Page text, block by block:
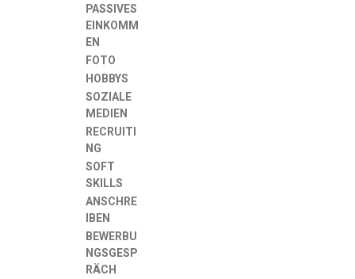
PASSIVES
EINKOMM
EN
FOTO
HOBBYS
SOZIALE
MEDIEN
RECRUITI
NG
SOFT
SKILLS
ANSCHRE
IBEN
BEWERBU
NGSGESP
RÄCH